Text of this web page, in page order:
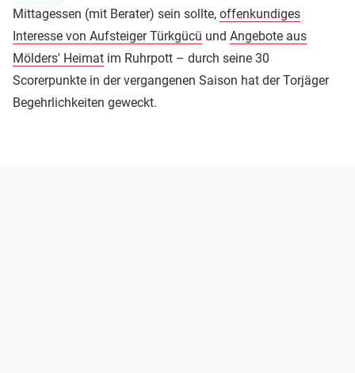
Mittagessen (mit Berater) sein sollte, offenkundiges
Interesse von Aufsteiger Türkgücü und Angebote aus
Mölders' Heimat im Ruhrpott – durch seine 30
Scorerpunkte in der vergangenen Saison hat der Torjäger
Begehrlichkeiten geweckt.